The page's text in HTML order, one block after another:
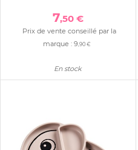
7,50 €
Prix de vente conseillé par la
marque : 9 ,90 €
En stock